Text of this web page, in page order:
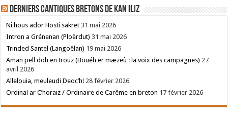
Derniers cantiques bretons de Kan Iliz
Ni hous ador Hosti sakret 31 mai 2026
Intron a Grénenan (Ploërdut) 31 mai 2026
Trinded Santel (Langoëlan) 19 mai 2026
Amañ pell doh en trouz (Bouéh er mæzeù : la voix des campagnes) 27
avril 2026
Allelouia, meuleudi Deoc’h! 28 février 2026
Ordinal ar C’horaiz / Ordinaire de Carême en breton 17 février 2026